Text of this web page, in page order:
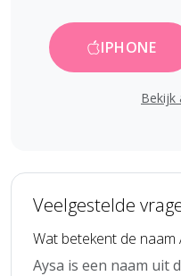
IPHONE
Bekijk
Veelgestelde
Wat betekent de naam
Aysa is een naam uit